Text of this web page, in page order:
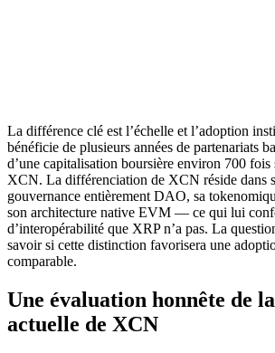
La différence clé est l’échelle et l’adoption
bénéficie de plusieurs années de partenariats
d’une capitalisation boursière environ 700 fois
XCN. La différenciation de XCN réside dans
gouvernance entièrement DAO, sa
son architecture native EVM — ce qui lui
d’interopérabilité que XRP n’a pas. La
savoir si cette distinction favorisera une
comparable.
Une évaluation honnête de
actuelle de XCN